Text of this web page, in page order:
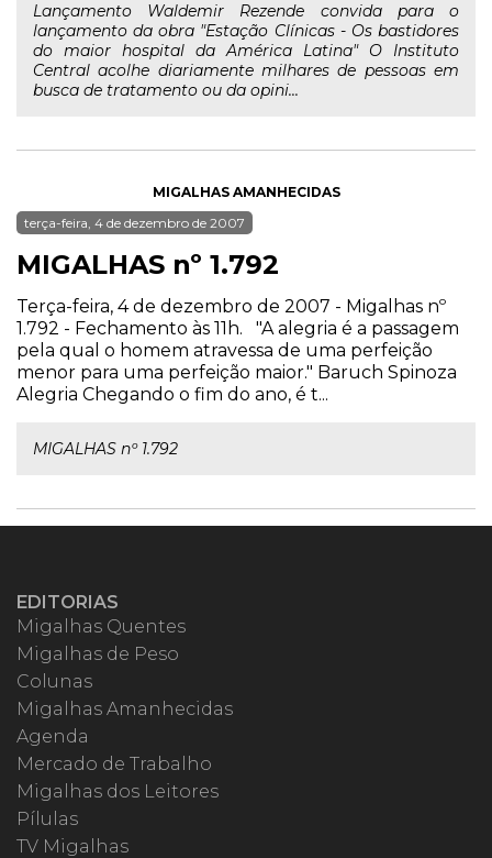
Lançamento Waldemir Rezende convida para o
lançamento da obra "Estação Clínicas - Os bastidores
do maior hospital da América Latina" O Instituto
Central acolhe diariamente milhares de pessoas em
busca de tratamento ou da opini...
MIGALHAS AMANHECIDAS
terça-feira, 4 de dezembro de 2007
MIGALHAS nº 1.792
Terça-feira, 4 de dezembro de 2007 - Migalhas nº
1.792 - Fechamento às 11h. "A alegria é a passagem
pela qual o homem atravessa de uma perfeição
menor para uma perfeição maior." Baruch Spinoza
Alegria Chegando o fim do ano, é t...
MIGALHAS nº 1.792
EDITORIAS
Migalhas Quentes
Migalhas de Peso
Colunas
Migalhas Amanhecidas
Agenda
Mercado de Trabalho
Migalhas dos Leitores
Pílulas
TV Migalhas